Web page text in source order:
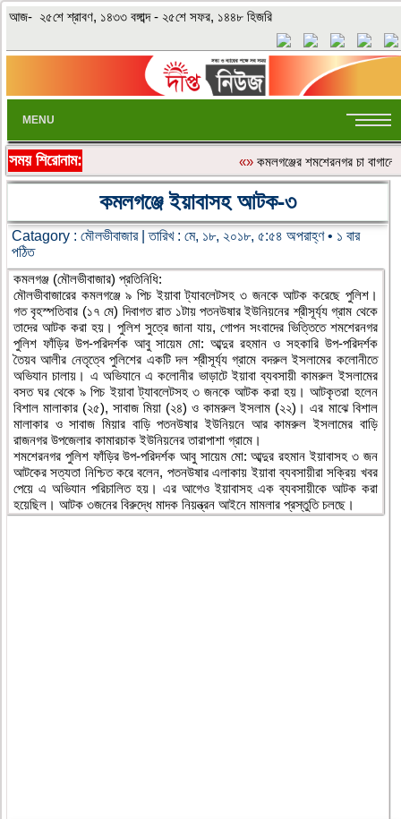
আজ- ২৫শে শ্রাবণ, ১৪৩৩ বঙ্গাব্দ - ২৫শে সফর, ১৪৪৮ হিজরি
MENU
সময় শিরোনাম: «» কমলগঞ্জের শমশেরনগর চা
কমলগঞ্জে ইয়াবাসহ আটক-৩
Catagory : মৌলভীবাজার| তারিখ : মে, ১৮, ২০১৮, ৫:৫৪ অপরাহ্ণ • ১ বার
পঠিত
কমলগঞ্জ (মৌলভীবাজার) প্রতিনিধি:
মৌলভীবাজারের কমলগঞ্জে ৯ পিচ ইয়াবা ট্যাবলেটসহ ৩ জনকে আটক করেছে পুলিশ।
গত বৃহস্পতিবার (১৭ মে) দিবাগত রাত ১টায় পতনউষার ইউনিয়নের শ্রীসূর্য্য গ্রাম থেকে
তাদের আটক করা হয়। পুলিশ সুত্রে জানা যায়, গোপন সংবাদের ভিত্তিতে শমশেরনগর
পুলিশ ফাঁড়ির উপ-পরিদর্শক আবু সায়েম মো: আব্দুর রহমান ও সহকারি উপ-পরিদর্শক
তৈয়ব আলীর নেতৃত্বে পুলিশের একটি দল শ্রীসূর্য্য গ্রামে বদরুল ইসলামের কলোনীতে
অভিযান চালায়। এ অভিযানে এ কলোনীর ভাড়াটে ইয়াবা ব্যবসায়ী কামরুল ইসলামের
বসত ঘর থেকে ৯ পিচ ইয়াবা ট্যাবলেটসহ ৩ জনকে আটক করা হয়। আটকৃতরা হলেন
বিশাল মালাকার (২৫), সাবাজ মিয়া (২৪) ও কামরুল ইসলাম (২২)। এর মাঝে বিশাল
মালাকার ও সাবাজ মিয়ার বাড়ি পতনউষার ইউনিয়নে আর কামরুল ইসলামের বাড়ি
রাজনগর উপজেলার কামারচাক ইউনিয়নের তারাপাশা গ্রামে।
শমশেরনগর পুলিশ ফাঁড়ির উপ-পরিদর্শক আবু সায়েম মো: আব্দুর রহমান ইয়াবাসহ ৩ জন
আটকের সত্যতা নিশ্চিত করে বলেন, পতনউষার এলাকায় ইয়াবা ব্যবসায়ীরা সক্রিয় খবর
পেয়ে এ অভিযান পরিচালিত হয়। এর আগেও ইয়াবাসহ এক ব্যবসায়ীকে আটক করা
হয়েছিল। আটক ৩জনের বিরুদ্ধে মাদক নিয়ন্ত্রন আইনে মামলার প্রস্তুতি চলছে।